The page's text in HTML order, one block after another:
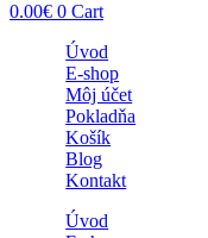
0.00€ 0 Cart
Úvod
E-shop
Môj účet
Pokladňa
Košík
Blog
Kontakt
Úvod